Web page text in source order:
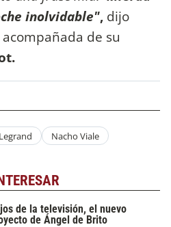
inolvidable", dijo
de su
Nacho Viale
de la televisión, el nuevo
de Ángel de Brito